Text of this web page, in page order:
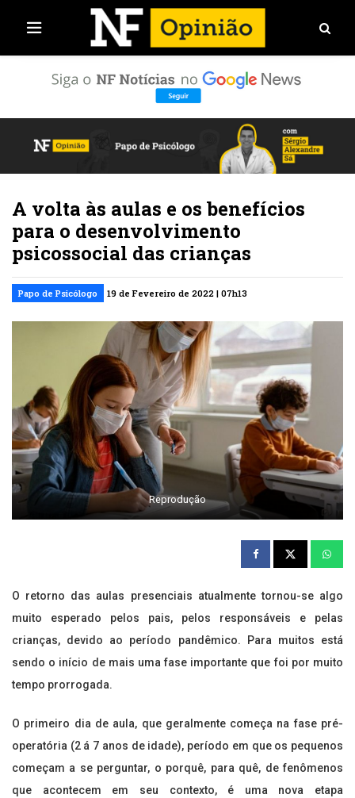
A volta às aulas e os benefícios
para o desenvolvimento
psicossocial das crianças
Papo de Psicólogo 19 de Fevereiro de 2022 | 07h13
Reprodução
O retorno das aulas presenciais atualmente tornou-se algo
muito esperado pelos pais, pelos responsáveis e pelas
crianças, devido ao período pandêmico. Para muitos está
sendo o início de mais uma fase importante que foi por muito
tempo prorrogada.
O primeiro dia de aula, que geralmente começa na fase pré-
operatória (2 á 7 anos de idade), período em que os pequenos
começam a se perguntar, o porquê, para quê, de fenômenos
que acontecem em seu contexto, é uma nova etapa